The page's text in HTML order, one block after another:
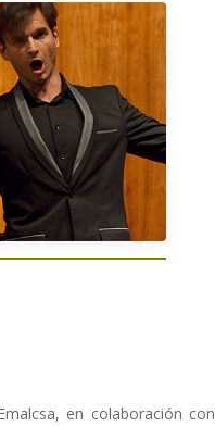
en colaboración con